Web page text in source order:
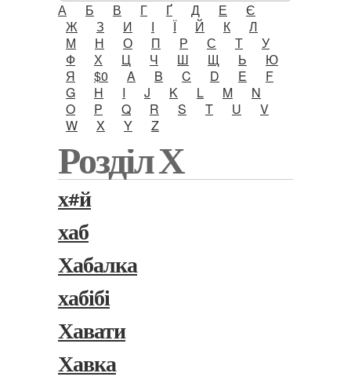
А Б В Г Ґ Д Е
Є
Ж
З И І Ї Й К
Л
М
Н О П Р С Т
У
Ф
Х Ц Ч Ш Щ Ь
Ю
Я
$0 A B C D E
F
G
H I J K L M
N
O
P Q R S T U
V
W
X Y Z
Розділ Х
х#й
хаб
Хабалка
хабібі
Хавати
Хавка